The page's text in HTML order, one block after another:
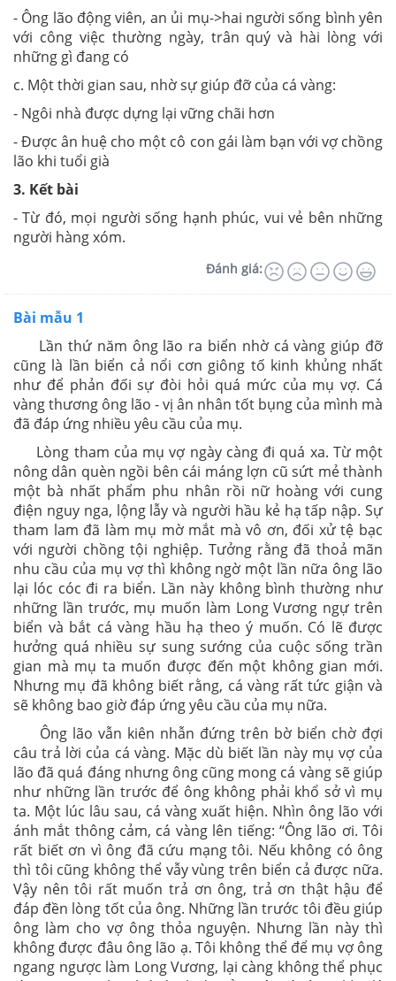
- Ông lão động viên, an ủi mụ->hai người sống bình yên
với công việc thường ngày, trân quý và hài lòng với
những gì đang có
c. Một thời gian sau, nhờ sự giúp đỡ của cá vàng:
- Ngôi nhà được dựng lại vững chãi hơn
- Được ân huệ cho một cô con gái làm bạn với vợ chồng
lão khi tuổi già
3. Kết bài
- Từ đó, mọi người sống hạnh phúc, vui vẻ bên những
người hàng xóm.
Đánh giá:
Bài mẫu 1
Lần thứ năm ông lão ra biển nhờ cá vàng giúp đỡ
cũng là lần biển cả nổi cơn giông tố kinh khủng nhất
như để phản đối sự đòi hỏi quá mức của mụ vợ. Cá
vàng thương ông lão - vị ân nhân tốt bụng của mình mà
đã đáp ứng nhiều yêu cầu của mụ.
Lòng tham của mụ vợ ngày càng đi quá xa. Từ một
nông dân quèn ngồi bên cái máng lợn cũ sứt mẻ thành
một bà nhất phẩm phu nhân rồi nữ hoàng với cung
điện nguy nga, lộng lẫy và người hầu kẻ hạ tấp nập. Sự
tham lam đã làm mụ mờ mắt mà vô ơn, đối xử tệ bạc
với người chồng tội nghiệp. Tưởng rằng đã thoả mãn
nhu cầu của mụ vợ thì không ngờ một lần nữa ông lão
lại lóc cóc đi ra biển. Lần này không bình thường như
những lần trước, mụ muốn làm Long Vương ngự trên
biển và bắt cá vàng hầu hạ theo ý muốn. Có lẽ được
hưởng quá nhiều sự sung sướng của cuộc sống trần
gian mà mụ ta muốn được đến một không gian mới.
Nhưng mụ đã không biết rằng, cá vàng rất tức giận và
sẽ không bao giờ đáp ứng yêu cầu của mụ nữa.
Ông lão vẫn kiên nhẫn đứng trên bờ biển chờ đợi
câu trả lời của cá vàng. Mặc dù biết lần này mụ vợ của
lão đã quá đáng nhưng ông cũng mong cá vàng sẽ giúp
như những lần trước để ông không phải khổ sở vì mụ
ta. Một lúc lâu sau, cá vàng xuất hiện. Nhìn ông lão với
ánh mắt thông cảm, cá vàng lên tiếng: “Ông lão ơi. Tôi
rất biết ơn vì ông đã cứu mạng tôi. Nếu không có ông
thì tôi cũng không thể vẫy vùng trên biển cả được nữa.
Vậy nên tôi rất muốn trả ơn ông, trả ơn thật hậu để
đáp đền lòng tốt của ông. Những lần trước tôi đều giúp
ông làm cho vợ ông thỏa nguyện. Nhưng lần này thì
không được đâu ông lão ạ. Tôi không thể để mụ vợ ông
ngang ngược làm Long Vương, lại càng không thể phục